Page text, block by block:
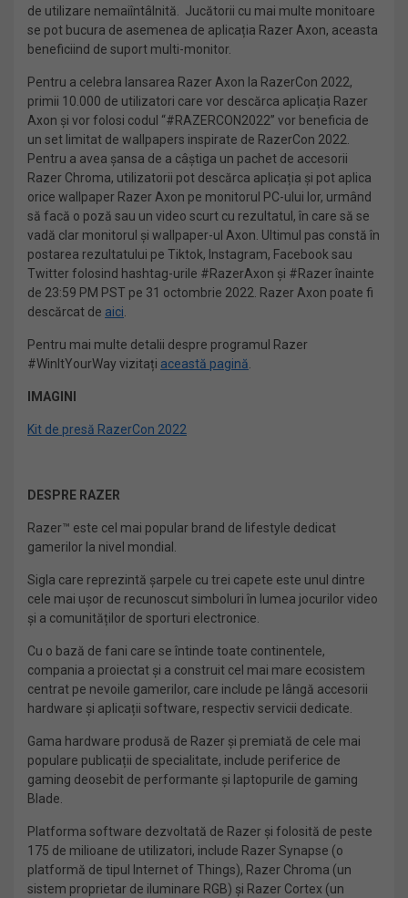
de utilizare nemaiîntâlnită. Jucătorii cu mai multe monitoare
se pot bucura de asemenea de aplicația Razer Axon, aceasta
beneficiind de suport multi-monitor.
Pentru a celebra lansarea Razer Axon la RazerCon 2022,
primii 10.000 de utilizatori care vor descărca aplicația Razer
Axon și vor folosi codul “#RAZERCON2022” vor beneficia de
un set limitat de wallpapers inspirate de RazerCon 2022.
Pentru a avea șansa de a câștiga un pachet de accesorii
Razer Chroma, utilizatorii pot descărca aplicația și pot aplica
orice wallpaper Razer Axon pe monitorul PC-ului lor, urmând
să facă o poză sau un video scurt cu rezultatul, în care să se
vadă clar monitorul și wallpaper-ul Axon. Ultimul pas constă în
postarea rezultatului pe Tiktok, Instagram, Facebook sau
Twitter folosind hashtag-urile #RazerAxon și #Razer înainte
de 23:59 PM PST pe 31 octombrie 2022. Razer Axon poate fi
descărcat de aici
Pentru mai multe detalii despre programul Razer
#WinItYourWay vizitați această pagină
IMAGINI
Kit de presă RazerCon 2022
DESPRE RAZER
Razer™ este cel mai popular brand de lifestyle dedicat
gamerilor la nivel mondial.
Sigla care reprezintă șarpele cu trei capete este unul dintre
cele mai ușor de recunoscut simboluri în lumea jocurilor video
și a comunităților de sporturi electronice.
Cu o bază de fani care se întinde toate continentele,
compania a proiectat și a construit cel mai mare ecosistem
centrat pe nevoile gamerilor, care include pe lângă accesorii
hardware și aplicații software, respectiv servicii dedicate.
Gama hardware produsă de Razer și premiată de cele mai
populare publicații de specialitate, include periferice de
gaming deosebit de performante și laptopurile de gaming
Blade.
Platforma software dezvoltată de Razer și folosită de peste
175 de milioane de utilizatori, include Razer Synapse (o
platformă de tipul Internet of Things), Razer Chroma (un
sistem proprietar de iluminare RGB) și Razer Cortex (un